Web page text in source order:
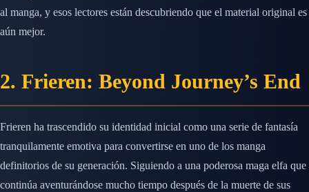
al manga, y esos lectores están descubriendo que el material original es
aún mejor.
2. Frieren: Beyond Journey’s End
Frieren ha trascendido su identidad inicial como una serie de fantasía
tranquilamente emotiva para convertirse en uno de los manga
definitorios de su generación. Siguiendo a una poderosa maga elfa que
continúa aventurándose mucho tiempo después de la muerte de sus